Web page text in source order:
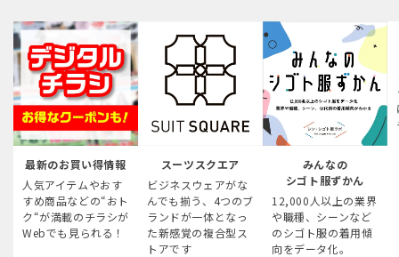
最新のお買い得情報
人気アイテムやおす
すめ商品などの“おト
ク“が満載のチラシが
Webでも見られる！
スーツスクエア
ビジネスウェアがな
んでも揃う、4つのブ
ランドが一体となっ
た新感覚の複合型ス
トアです
みんなの
シゴト服ずかん
12,000人以上の業界
や職種、シーンなど
のシゴト服の着用傾
向をデータ化。